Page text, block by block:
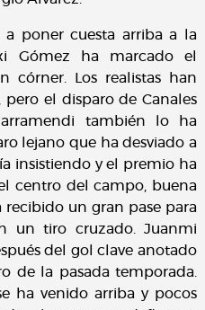
poner cuesta arriba a la
Gómez ha marcado el
córner. Los realistas han
el disparo de Canales
también lo ha
lejano que ha desviado a
insistiendo y el premio ha
centro del campo, buena
un gran pase para
un tiro cruzado. Juanmi
del gol clave anotado
de la pasada temporada.
ha venido arriba y pocos